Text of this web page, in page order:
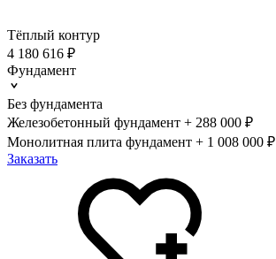
Тёплый контур
4 180 616 ₽
Фундамент
Без фундамента
Железобетонный фундамент + 288 000 ₽
Монолитная плита фундамент + 1 008 000 ₽
Заказать